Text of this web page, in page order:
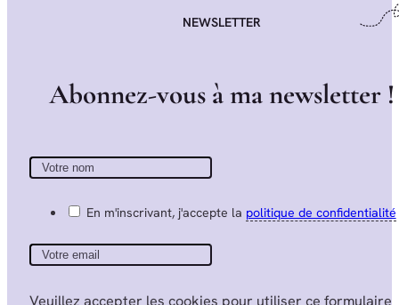
NEWSLETTER
Abonnez-vous àmanewsletter !
En m'inscrivant, j'accepte la politique de confidentialité
Veuillez accepter les cookies pour utiliser ce formulaire